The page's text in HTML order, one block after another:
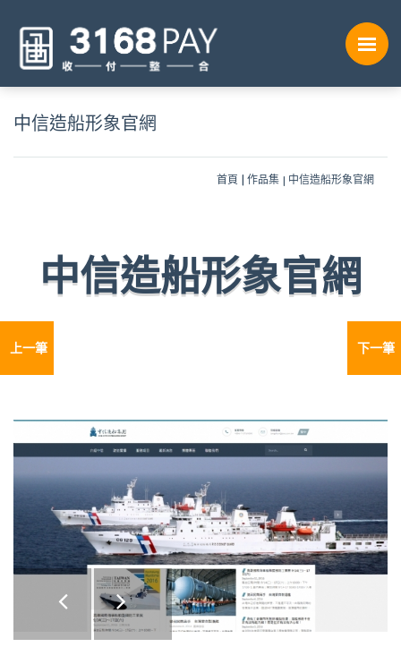
中信造船形象官網
首頁 作品集 中信造船形象官網
上一筆 下一筆
中信造船形象官網